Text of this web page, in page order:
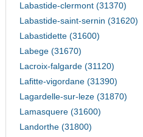
Labastide-clermont (31370)
Labastide-saint-sernin (31620)
Labastidette (31600)
Labege (31670)
Lacroix-falgarde (31120)
Lafitte-vigordane (31390)
Lagardelle-sur-leze (31870)
Lamasquere (31600)
Landorthe (31800)